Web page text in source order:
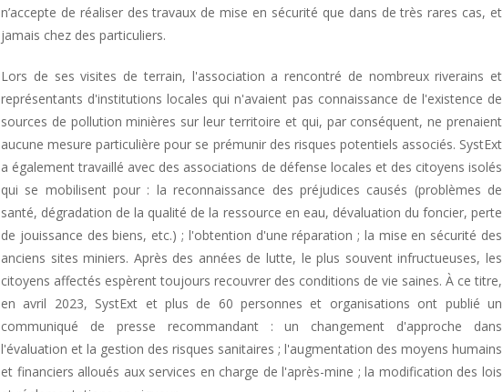
n’accepte de réaliser des travaux de mise en sécurité que dans de très rares cas, et
jamais chez des particuliers.
Lors de ses visites de terrain, l'association a rencontré de nombreux riverains et
représentants d'institutions locales qui n'avaient pas connaissance de l'existence de
sources de pollution minières sur leur territoire et qui, par conséquent, ne prenaient
aucune mesure particulière pour se prémunir des risques potentiels associés. SystExt
a également travaillé avec des associations de défense locales et des citoyens isolés
qui se mobilisent pour : la reconnaissance des préjudices causés (problèmes de
santé, dégradation de la qualité de la ressource en eau, dévaluation du foncier, perte
de jouissance des biens, etc.) ; l'obtention d'une réparation ; la mise en sécurité des
anciens sites miniers. Après des années de lutte, le plus souvent infructueuses, les
citoyens affectés espèrent toujours recouvrer des conditions de vie saines. À ce titre,
en avril 2023, SystExt et plus de 60 personnes et organisations ont publié un
communiqué de presse recommandant : un changement d'approche dans
l'évaluation et la gestion des risques sanitaires ; l'augmentation des moyens humains
et financiers alloués aux services en charge de l'après-mine ; la modification des lois